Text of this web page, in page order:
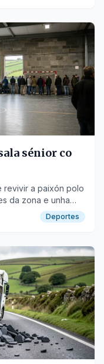
sénior co
revivir a paixón polo
da zona e unha
Deportes